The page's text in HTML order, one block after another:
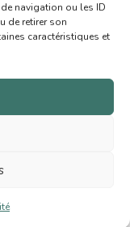
navigation ou les ID
de retirer son
caractéristiques et
|Site web signé